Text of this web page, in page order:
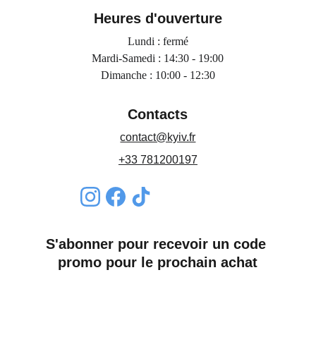
Contacts
contact@kyiv.fr
+33 781200197
S'abonner pour recevoir un code
promo pour le prochain achat
Heures d'ouverture
Lundi : fermé
Mardi-Samedi : 14:30 - 19:00
Dimanche : 10:00 - 12:30